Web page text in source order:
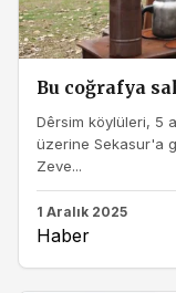
Bu coğrafya
Dêrsim köylüleri, 5
üzerine Sekasur'a
Zeve...
1 Aralık 2025
Haber